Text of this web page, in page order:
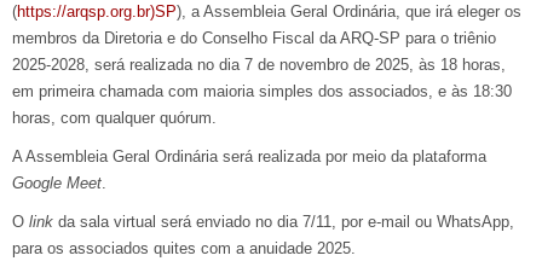
(https://arqsp.org.br)SP), a Assembleia Geral Ordinária, que irá eleger os
membros da Diretoria e do Conselho Fiscal da ARQ-SP para o triênio
2025-2028, será realizada no dia 7 de novembro de 2025, às 18 horas,
em primeira chamada com maioria simples dos associados, e às 18:30
horas, com qualquer quórum.
A Assembleia Geral Ordinária será realizada por meio da plataforma
Google Meet
O link da sala virtual será enviado no dia 7/11, por e-mail ou WhatsApp,
para os associados quites com a anuidade 2025.